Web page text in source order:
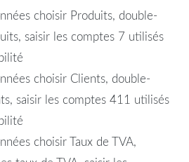
choisir Produits, double-
saisir les comptes 7 utilisés
choisir Clients, double-
saisir les comptes 411 utilisés
choisir Taux de TVA,